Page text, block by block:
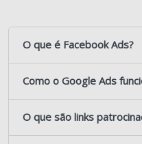
O que é Facebook Ads?
Como o Google Ads
O que são links